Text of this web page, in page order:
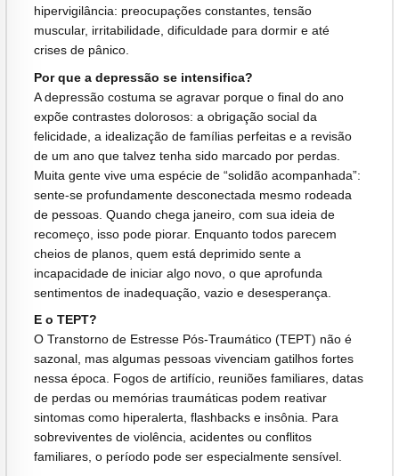
hipervigilância: preocupações constantes, tensão
muscular, irritabilidade, dificuldade para dormir e até
crises de pânico.
Por que a depressão se intensifica?
A depressão costuma se agravar porque o final do ano
expõe contrastes dolorosos: a obrigação social da
felicidade, a idealização de famílias perfeitas e a revisão
de um ano que talvez tenha sido marcado por perdas.
Muita gente vive uma espécie de “solidão acompanhada”:
sente-se profundamente desconectada mesmo rodeada
de pessoas. Quando chega janeiro, com sua ideia de
recomeço, isso pode piorar. Enquanto todos parecem
cheios de planos, quem está deprimido sente a
incapacidade de iniciar algo novo, o que aprofunda
sentimentos de inadequação, vazio e desesperança.
E o TEPT?
O Transtorno de Estresse Pós-Traumático (TEPT) não é
sazonal, mas algumas pessoas vivenciam gatilhos fortes
nessa época. Fogos de artifício, reuniões familiares, datas
de perdas ou memórias traumáticas podem reativar
sintomas como hiperalerta, flashbacks e insônia. Para
sobreviventes de violência, acidentes ou conflitos
familiares, o período pode ser especialmente sensível.